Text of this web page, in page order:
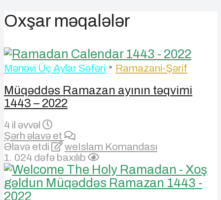
Oxşar məqalələr
Mənəvi Üç Aylar Səfəri • Ramazani-Şərif
Müqəddəs Ramazan ayının təqvimi
1443 – 2022
4 il əvvəl
Şərh əlavə et
Əlavə etdi
weIslam Komandası
1. 024 dəfə baxılıb